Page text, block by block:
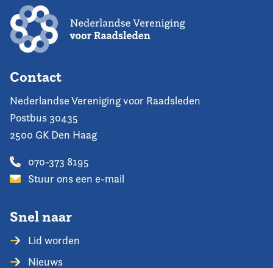
Contact
Nederlandse Vereniging voor Raadsleden
Postbus 30435
2500 GK Den Haag
070-373 8195
Stuur ons een e-mail
Snel naar
Lid worden
Nieuws